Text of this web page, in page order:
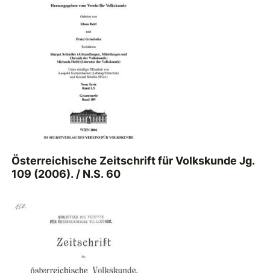
Österreichische Zeitschrift für Volkskunde Jg.
109 (2006). / N.S. 60